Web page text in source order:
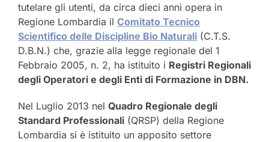
tutelare gli utenti, da circa dieci anni opera in
Regione Lombardia il Comitato Tecnico
Scientifico delle Discipline Bio Naturali (C.T.S.
D.B.N.) che, grazie alla legge regionale del 1
Febbraio 2005, n. 2, ha istituito i Registri Regionali
degli Operatori e degli Enti di Formazione in DBN.
Nel Luglio 2013 nel Quadro Regionale degli
Standard Professionali (QRSP) della Regione
Lombardia si è istituito un apposito settore